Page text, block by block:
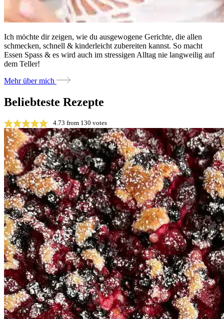
Ich möchte dir zeigen, wie du ausgewogene Gerichte, die allen
schmecken, schnell & kinderleicht zubereiten kannst. So macht
Essen Spass & es wird auch im stressigen Alltag nie langweilig auf
dem Teller!
Mehr über mich
Beliebteste Rezepte
4.73 from 130 votes